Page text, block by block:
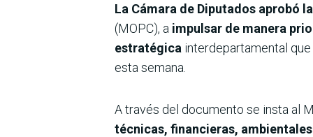
La Cámara de Diputados aprobó
(MOPC), a impulsar de manera
estratégica interdepartamental
esta semana.
A través del documento se insta al
técnicas, financieras,